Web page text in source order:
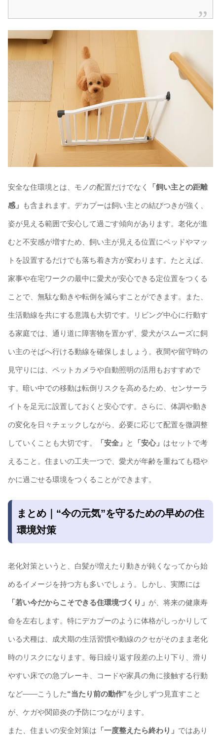
安全な住環境とは、モノの配置だけでなく 「飼い主との距離
感」 も含まれます。デカプーは飼い主との結びつきが強く、
姿が見える範囲で安心して過ごす傾向があります。老化が進
むと不安感が増すため、飼い主が見える位置にベッドやマッ
トを設置するだけでも落ち着き方が変わります。たとえば、
家事や在宅ワークの最中に愛犬が安心できる定位置をつくる
ことで、無駄な動きや転倒を減らすことができます。また、
生活動線を共にする意識も大切です。リビング中心に行動す
る家庭では、通り道に障害物を置かず、愛犬がスムーズに飼
い主のそばへ行ける動線を確保しましょう。夜間や留守時の
見守りには、ペットカメラや自動照明の活用もおすすめで
す。暗い中での移動は転倒リスクを高めるため、センサーラ
イトを足元に設置しておくと安心です。さらに、体調や動き
の変化を日々チェックしながら、必要に応じて配置を微調整
していくことも大切です。 「安全」 と 「安心」 はセットで考
えること。住まいの工夫一つで、愛犬が年齢を重ねても穏や
かに過ごせる環境をつくることができます。
まとめ｜“今の元気”を守るための早めの住
環境対策
老化対策というと、白髪が増えたり動きが鈍くなってから始
めるイメージを持つ方も多いでしょう。しかし、実際には
「若い今だからこそできる住環境づくり」 が、将来の健康寿
命を左右します。特にデカプーのように体格がしっかりして
いる犬種は、成犬期の生活習慣や動線のクセがそのまま老化
時のリスクになります。毎日繰り返す段差の上り下り、滑り
やすい床での急ブレーキ、コードや家具の角に接触する行動
など――こうした“当たり前の動作”を少しずつ見直すこと
が、ケガや関節炎の予防につながります。
また、住まいの安全対策は 「一度整えたら終わり」 ではあり